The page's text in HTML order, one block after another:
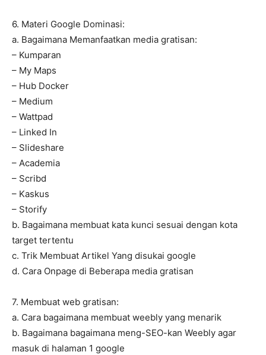
6. Materi Google Dominasi:
a. Bagaimana Memanfaatkan media gratisan:
– Kumparan
– My Maps
– Hub Docker
– Medium
– Wattpad
– Linked In
– Slideshare
– Academia
– Scribd
– Kaskus
– Storify
b. Bagaimana membuat kata kunci sesuai dengan kota
target tertentu
c. Trik Membuat Artikel Yang disukai google
d. Cara Onpage di Beberapa media gratisan
7. Membuat web gratisan:
a. Cara bagaimana membuat weebly yang menarik
b. Bagaimana bagaimana meng-SEO-kan Weebly agar
masuk di halaman 1 google